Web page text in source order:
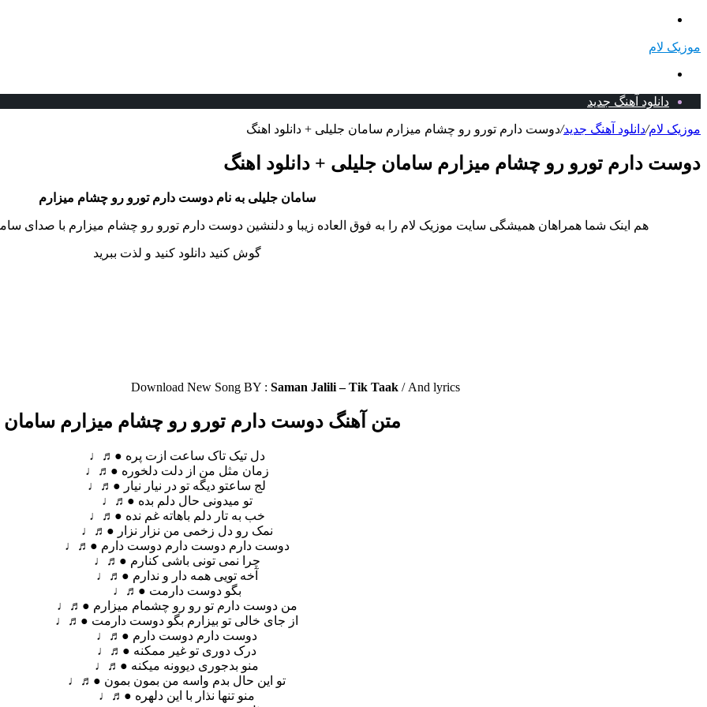
موزیک لام
دانلود آهنگ جدید
موزیک لام/دانلود آهنگ جدید/دوست دارم تورو رو چشام میزارم سامان جلیلی + دانلود اهنگ
دوست دارم تورو رو چشام میزارم سامان جلیلی + دانلود اهنگ
سامان جلیلی به نام دوست دارم تورو رو چشام میزارم
هم اینک شما همراهان همیشگی سایت موزیک لام را به فوق العاده زیبا و دلنشین دوست دارم تورو رو چشام میزارم با صدای
گوش کنید دانلود کنید و لذت ببرید
Download New Song BY : Saman Jalili – Tik Taak/ And lyrics
متن آهنگ دوست دارم تورو رو چشام میزارم سامان
دل تیک تاک ساعت ازت پره ●♬♩
زمان مثل من از دلت دلخوره ●♬♩
لج ساعتو دیگه تو در نیار نیار ●♬♩
تو میدونی حال دلم بده ●♬♩
خب به تار دلم باهاته غم نده ●♬♩
نمک رو دل زخمی من نزار نزار ●♬♩
دوست دارم دوست دارم دوست دارم ●♬♩
چرا نمی تونی باشی کنارم ●♬♩
آخه تویی همه دار و ندارم ●♬♩
بگو دوست دارمت ●♬♩
من دوست دارم تو رو رو چشمام میزارم ●♬♩
از جای خالی تو بیزارم بگو دوست دارمت ●♬♩
دوست دارم دوست دارم ●♬♩
درک دوری تو غیر ممکنه ●♬♩
منو بدجوری دیوونه میکنه ●♬♩
تو این حال بدم واسه من بمون بمون ●♬♩
منو تنها نذار با این دلهره ●♬♩